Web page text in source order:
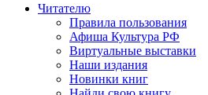
Читателю
Правила пользования
Афиша Культура РФ
Виртуальные выставки
Наши издания
Новинки книг